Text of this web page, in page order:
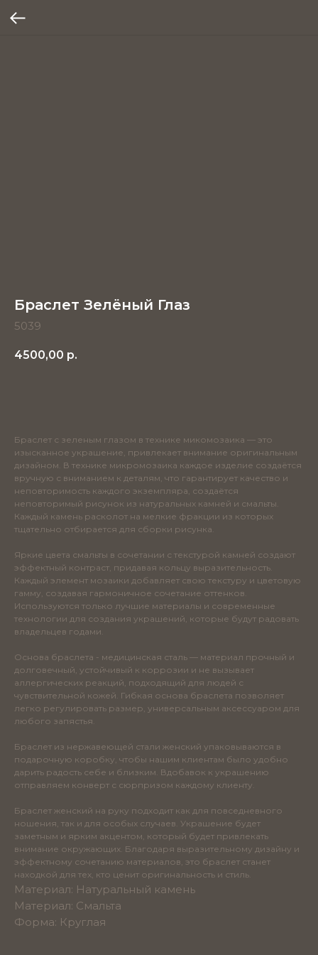
Браслет Зелёный Глаз
5039
4500,00 р.
Браслет с зеленым глазом в технике микомозаика — это
изысканное украшение, привлекает внимание оригинальным
дизайном. В технике микромозаика каждое изделие создаётся
вручную с вниманием к деталям, что гарантирует качество и
неповторимость каждого экземпляра, создаётся
неповторимый рисунок из натуральных камней и смальты.
Каждый камень расколот на мелкие фракции из которых
тщательно отбирается для сборки рисунка.
Яркие цвета смальты в сочетании с текстурой камней создают
эффектный контраст, придавая кольцу выразительность.
Каждый элемент мозаики добавляет свою текстуру и цветовую
гамму, создавая гармоничное сочетание оттенков.
Используются только лучшие материалы и современные
технологии для создания украшений, которые будут радовать
владельцев годами.
Основа браслета - медицинская сталь — материал прочный и
долговечный, устойчивый к коррозии и не вызывает
аллергических реакций, подходящий для людей с
чувствительной кожей. Гибкая основа браслета позволяет
легко регулировать размер, универсальным аксессуаром для
любого запястья.
Браслет из нержавеющей стали женский упаковываются в
подарочную коробку, чтобы нашим клиентам было удобно
дарить радость себе и близким. Вдобавок к украшению
отправляем конверт с сюрпризом каждому клиенту.
Браслет женский на руку подходит как для повседневного
ношения, так и для особых случаев. Украшение будет
заметным и ярким акцентом, который будет привлекать
внимание окружающих. Благодаря выразительному дизайну и
эффектному сочетанию материалов, это браслет станет
находкой для тех, кто ценит оригинальность и стиль.
Материал: Натуральный камень
Материал: Смальта
Форма: Круглая